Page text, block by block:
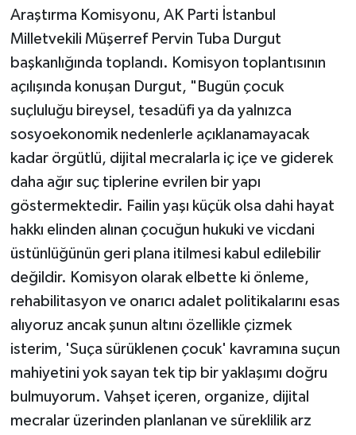
Araştırma Komisyonu, AK Parti İstanbul
Milletvekili Müşerref Pervin Tuba Durgut
başkanlığında toplandı. Komisyon toplantısının
açılışında konuşan Durgut, "Bugün çocuk
suçluluğu bireysel, tesadüfi ya da yalnızca
sosyoekonomik nedenlerle açıklanamayacak
kadar örgütlü, dijital mecralarla iç içe ve giderek
daha ağır suç tiplerine evrilen bir yapı
göstermektedir. Failin yaşı küçük olsa dahi hayat
hakkı elinden alınan çocuğun hukuki ve vicdani
üstünlüğünün geri plana itilmesi kabul edilebilir
değildir. Komisyon olarak elbette ki önleme,
rehabilitasyon ve onarıcı adalet politikalarını esas
alıyoruz ancak şunun altını özellikle çizmek
isterim, 'Suça sürüklenen çocuk' kavramına suçun
mahiyetini yok sayan tek tip bir yaklaşımı doğru
bulmuyorum. Vahşet içeren, organize, dijital
mecralar üzerinden planlanan ve süreklilik arz